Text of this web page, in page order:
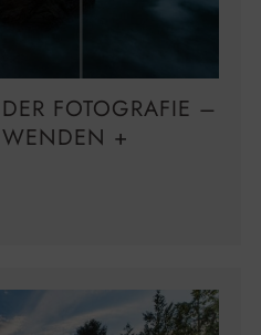
FOTOGRAFIE –
+